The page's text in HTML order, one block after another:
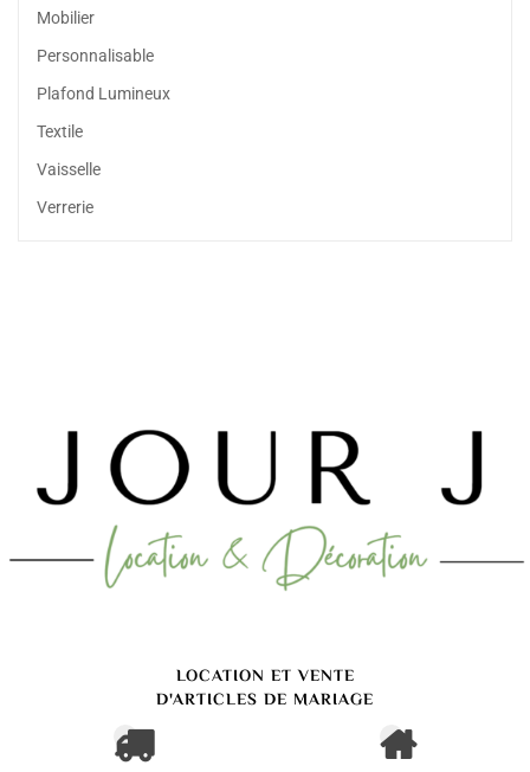
Mobilier
Personnalisable
Plafond Lumineux
Textile
Vaisselle
Verrerie
LOCATION ET VENTE
D'ARTICLES DE MARIAGE